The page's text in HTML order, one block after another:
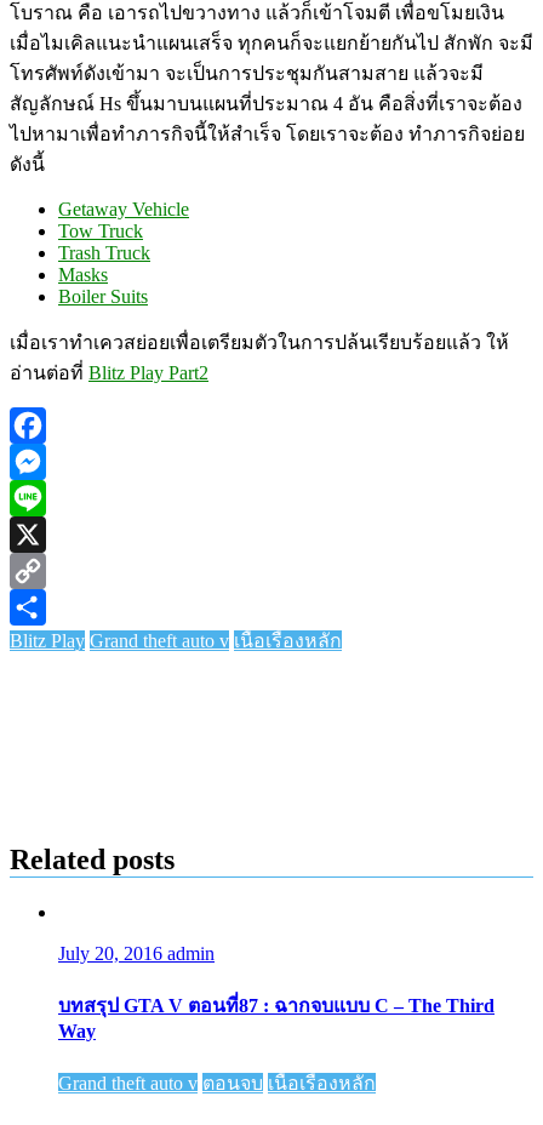
โบราณ คือ เอารถไปขวางทาง แล้วก็เข้าโจมตี เพื่อขโมยเงิน
เมื่อไมเคิลแนะนำแผนเสร็จ ทุกคนก็จะแยกย้ายกันไป สักพัก จะมี
โทรศัพท์ดังเข้ามา จะเป็นการประชุมกันสามสาย แล้วจะมี
สัญลักษณ์ Hs ขึ้นมาบนแผนที่ประมาณ 4 อัน คือสิ่งที่เราจะต้อง
ไปหามาเพื่อทำภารกิจนี้ให้สำเร็จ โดยเราจะต้อง ทำภารกิจย่อย
ดังนี้
Getaway Vehicle
Tow Truck
Trash Truck
Masks
Boiler Suits
เมื่อเราทำเควสย่อยเพื่อเตรียมตัวในการปล้นเรียบร้อยแล้ว ให้
อ่านต่อที่ Blitz Play Part2
Facebook
Messenger
Line
X
Copy
Link
Share
Blitz Play Grand theft auto v เนื้อเรื่องหลัก
Related posts
July 20, 2016 admin
บทสรุป GTA V ตอนที่87 : ฉากจบแบบ C – The Third
Way
Grand theft auto v ตอนจบ เนื้อเรื่องหลัก